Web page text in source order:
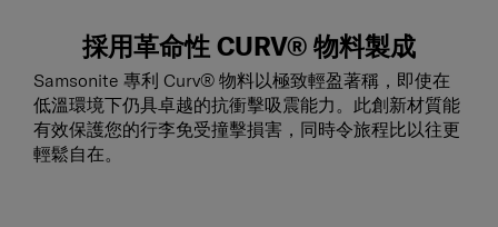
採用革命性 CURV® 物料製成
Samsonite 專利 Curv® 物料以極致輕盈著稱，即使在
低溫環境下仍具卓越的抗衝擊吸震能力。此創新材質能
有效保護您的行李免受撞擊損害，同時令旅程比以往更
輕鬆自在。